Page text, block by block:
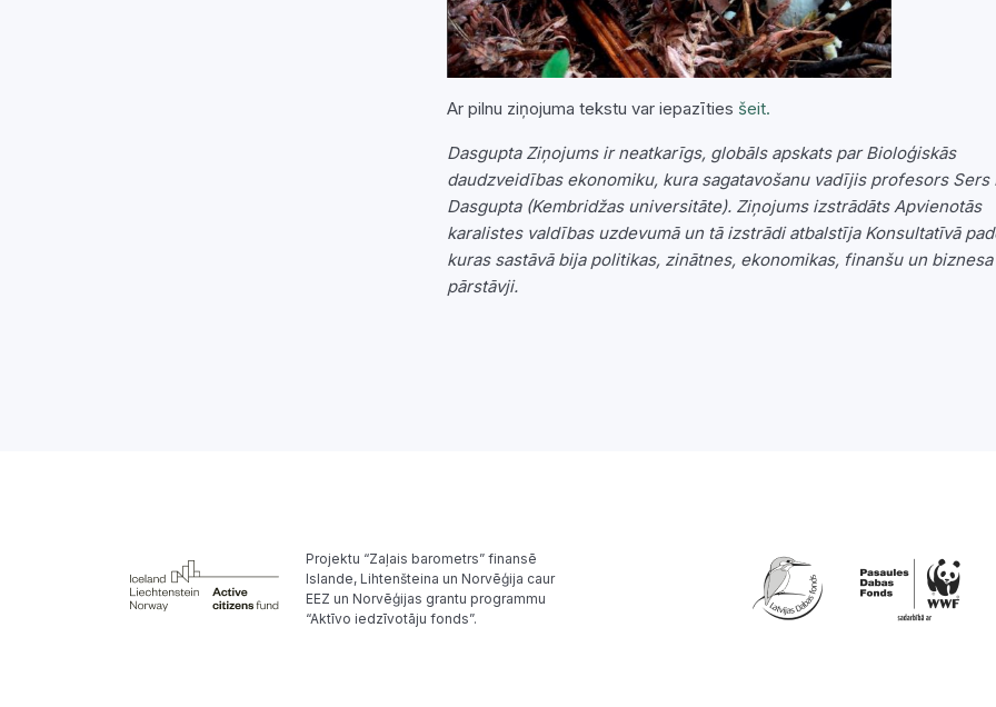
Ar pilnu ziņojuma tekstu var iepazīties šeit.
Dasgupta Ziņojums ir neatkarīgs, globāls apskats par Bioloģiskās
daudzveidības ekonomiku, kura sagatavošanu vadījis profesors Sers
Dasgupta (Kembridžas universitāte). Ziņojums izstrādāts Apvienotās
karalistes valdības uzdevumā un tā izstrādi atbalstīja Konsultatīvā
kuras sastāvā bija politikas, zinātnes, ekonomikas, finanšu un biznesa
pārstāvji.
Projektu “Zaļais barometrs” finansē
Islande, Lihtenšteina un Norvēģija caur
EEZ un Norvēģijas grantu programmu
“Aktīvo iedzīvotāju fonds”.